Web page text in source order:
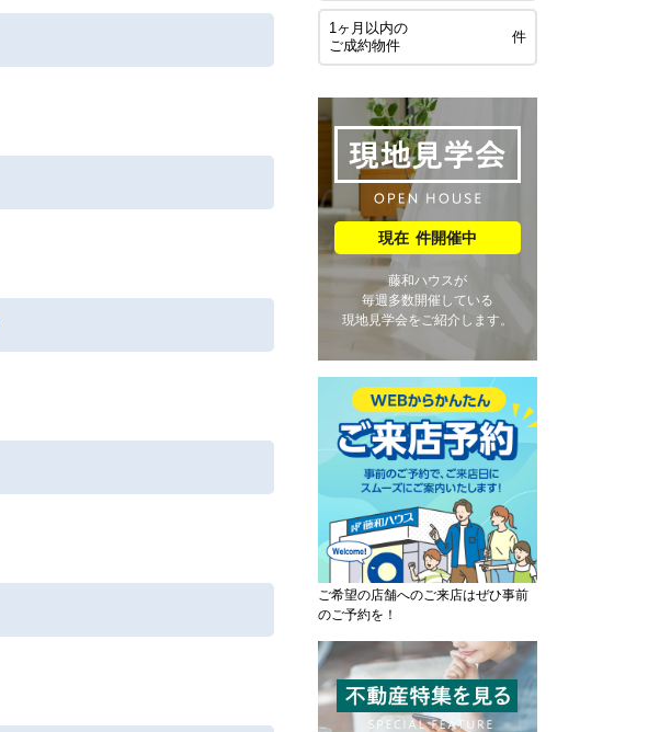
1ヶ月以内の
ご成約物件
件
件開催中
藤和ハウスが
毎週多数開催している
現地見学会をご紹介します。
ご希望の店舗へのご来店はぜひ事前
のご予約を！